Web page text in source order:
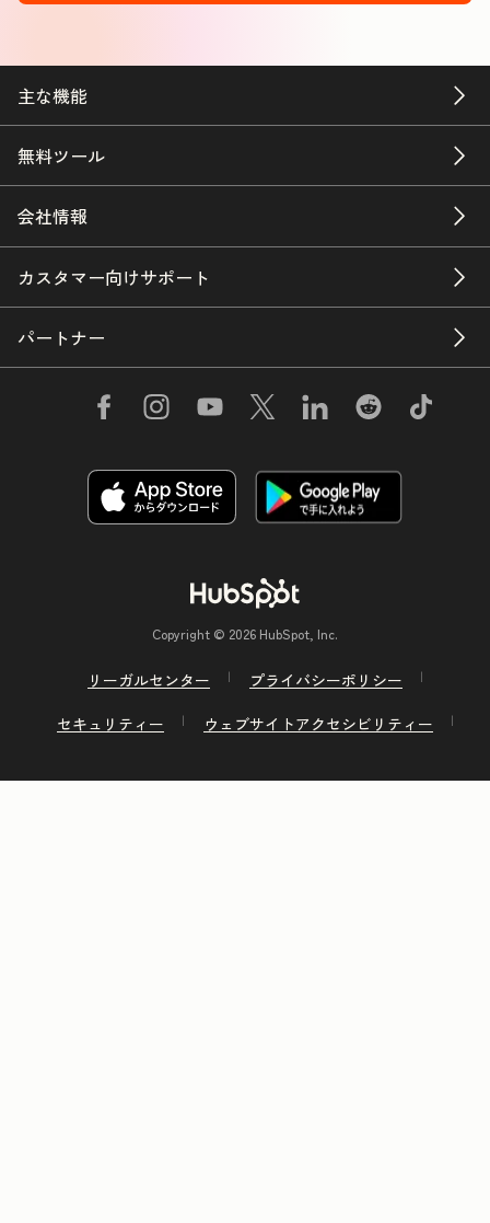
主な機能
無料ツール
会社情報
カスタマー向けサポート
パートナー
Copyright © 2026 HubSpot, Inc.
リーガルセンター
プライバシーポリシー
セキュリティー
ウェブサイトアクセシビリティー